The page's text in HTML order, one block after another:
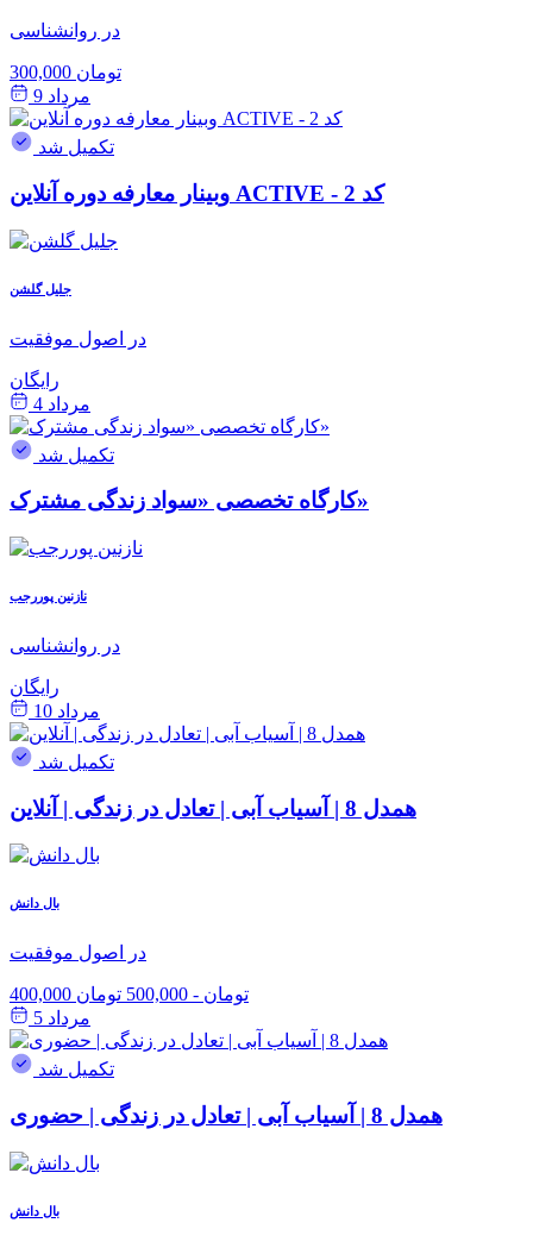
در روانشناسی
300,000 تومان
مرداد 9
تکمیل شد
وبینار معارفه دوره آنلاین ACTIVE - کد 2
جلیل گلشن
در اصول موفقیت
رایگان
مرداد 4
تکمیل شد
کارگاه تخصصی «سواد زندگی مشترک»
نازنین پوررجب
در روانشناسی
رایگان
مرداد 10
تکمیل شد
همدل 8 | آسیاب آبی | تعادل در زندگی | آنلاین
بال دانش
در اصول موفقیت
400,000 تومان - 500,000 تومان
مرداد 5
تکمیل شد
همدل 8 | آسیاب آبی | تعادل در زندگی | حضوری
بال دانش